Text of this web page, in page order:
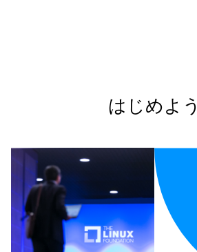
はじめよう